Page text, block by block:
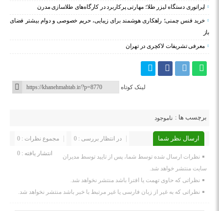
اپراتوری دستگاه لیزر طلا؛ مهارتی پرکاربرد در کارگاه‌های طلاسازی مدرن
خرید فنس چمنی؛ راهکاری هوشمند برای زیبایی، حریم خصوصی و دوام بیشتر فضای
باز
معرفی تشریفات لاکچری در تهران
لینک کوتاه
برچسب ها : ناموجود
ارسال نظر شما مجموع نظرات : 0 در انتظار بررسی : 0
انتشار یافته : 0
نظرات ارسال شده توسط شما، پس از تایید توسط مدیران
سایت منتشر خواهد شد.
نظراتی که حاوی تهمت یا افترا باشد منتشر نخواهد شد.
نظراتی که به غیر از زبان فارسی یا غیر مرتبط با خبر باشد منتشر نخواهد شد.